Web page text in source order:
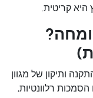
היא קריטית.
ותיקון של מגוון
רלוונטיות,